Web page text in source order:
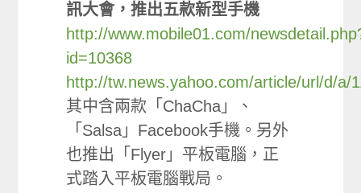
訊大會，推出五款新型手機
http://www.mobile01.com/
id=10368
http://tw.news.yahoo.com/article/url/d/a/
其中含兩款「ChaCha」、
「Salsa」Facebook手機。另外
也推出「Flyer」平板電腦，正
式踏入平板電腦戰局。